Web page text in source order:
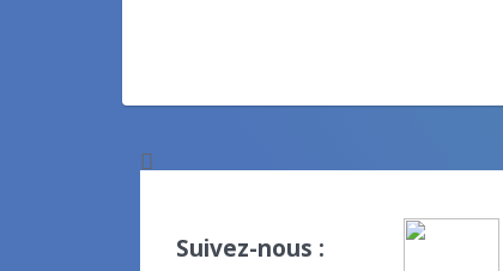
Suivez-nous :